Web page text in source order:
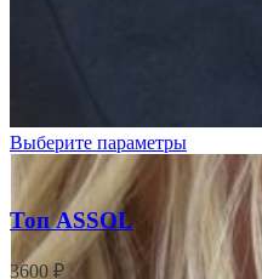
Выберите параметры
Топ ASSOL
3600 ₽